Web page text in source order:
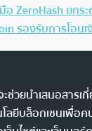
อ ZeroHash ยกระ
รองรับการโอนเ
ช่วยนำเสนอสารเ
ลยีบล็อกเชนเพื่อค